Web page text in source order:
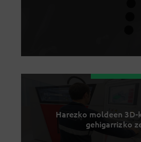
Harezko moldeen
gehigarrizko